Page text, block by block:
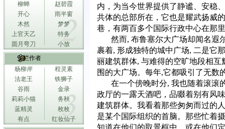
柳蝉
赵碧霞
开心
雨半窗
木然
梦梦
上官天乙
特务
圆月弯刀
小放
专栏作者
杨柳岸
程灵素
法老王
铁狮子
谷雨
金录
莉莉小猫
务秋
蓝精灵
枚枚
有点
红妆仙子
内，为当今世界提供了静谧、安稳
共体的总部所在，它也是耀武扬威
巷，有两百多个国际行政中心在那
然而, 布鲁塞尔大广场却闻名遐
裹着, 形成独特的城中广场, 二是它
丽建筑群体, 与难得的空旷地段相互
围的大广场。每年,它都吸引了无数
在一个傍晚时分, 我也随着滚滚
政厅的一露天酒吧，品啜着别有风
建筑群体。我看着那些匆匆而过的
是某个国际组织的首脑。那些忙着
知道在他们的取景框中，或在他们